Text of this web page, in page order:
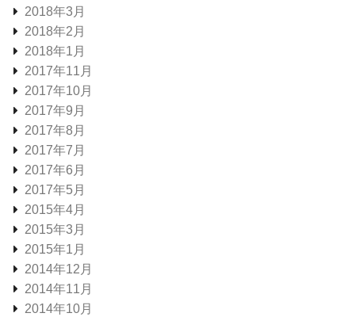
2018年3月
2018年2月
2018年1月
2017年11月
2017年10月
2017年9月
2017年8月
2017年7月
2017年6月
2017年5月
2015年4月
2015年3月
2015年1月
2014年12月
2014年11月
2014年10月